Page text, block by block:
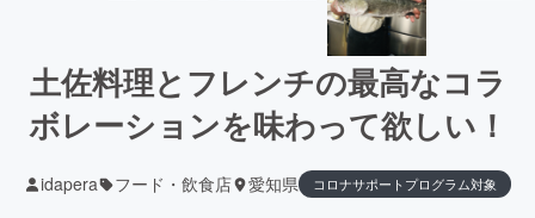
土佐料理とフレンチの最高なコラ
ボレーションを味わって欲しい！
idapera フード・飲食店 愛知県 コロナサポートプログラム対象